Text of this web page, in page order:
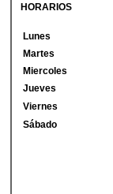
HORARIOS
Lunes
Martes
Miercoles
Jueves
Viernes
Sábado